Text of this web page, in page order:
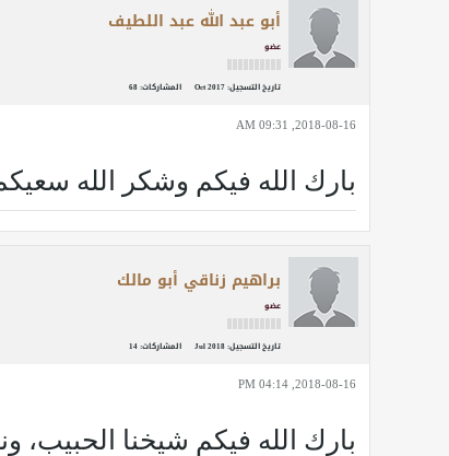
أبو عبد الله عبد اللطيف
عضو
تاريخ التسجيل:Oct 2017 المشاركات:68
2018-08-16, 09:31 AM
بارك الله فيكم وشكر الله
براهيم زناقي أبو مالك
عضو
تاريخ التسجيل:Jul 2018 المشاركات:14
2018-08-16, 04:14 PM
بارك الله فيكم شيخنا